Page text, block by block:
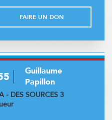
FAIRE UN DON
Guillaume
Papillon
- DES SOURCES 3